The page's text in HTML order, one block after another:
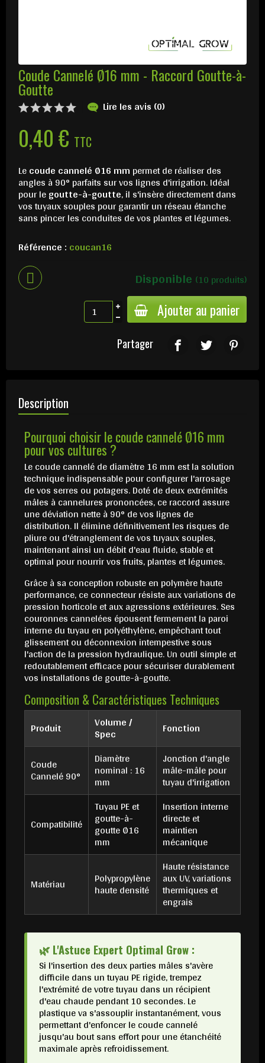
Coude Cannelé Ø16 mm - Raccord Goutte-à-
Goutte
Lire les avis (0)
0,40 € TTC
Lecoude cannelé Ø16 mm permet de réaliser des
angles à 90° parfaits sur vos lignes d'irrigation. Idéal
pour legoutte-à-goutte, il s'insère directement dans
vos tuyaux souples pour garantir un réseau étanche
sans pincer les conduites de vos plantes et légumes.
Référence : coucan16
Disponible (10 produits)
Ajouter au panier
Partager
Description
Pourquoi choisir le coude cannelé Ø16 mm
pour vos cultures ?
Le coude cannelé de diamètre 16 mm est la solution
technique indispensable pour configurer l'arrosage
de vos serres ou potagers. Doté de deux extrémités
mâles à cannelures prononcées, ce raccord assure
une déviation nette à 90° de vos lignes de
distribution. Il élimine définitivement les risques de
pliure ou d'étranglement de vos tuyaux souples,
maintenant ainsi un débit d'eau fluide, stable et
optimal pour nourrir vos fruits, plantes et légumes.
Grâce à sa conception robuste en polymère haute
performance, ce connecteur résiste aux variations de
pression horticole et aux agressions extérieures. Ses
couronnes cannelées épousent fermement la paroi
interne du tuyau en polyéthylène, empêchant tout
glissement ou déconnexion intempestive sous
l'action de la pression hydraulique. Un outil simple et
redoutablement efficace pour sécuriser durablement
vos installations de goutte-à-goutte.
Composition & Caractéristiques Techniques
Produit Volume /
Spec Fonction
Coude
Cannelé 90°
Diamètre
nominal : 16
mm
Jonction d'angle
mâle-mâle pour
tuyau d'irrigation
Compatibilité
Tuyau PE et
goutte-à-
goutte Ø16
mm
Insertion interne
directe et
maintien
mécanique
Matériau Polypropylène
haute densité
Haute résistance
aux UV, variations
thermiques et
engrais
🌿 L'Astuce Expert Optimal Grow :
Si l'insertion des deux parties mâles s'avère
difficile dans un tuyau PE rigide, trempez
l'extrémité de votre tuyau dans un récipient
d'eau chaude pendant 10 secondes. Le
plastique va s'assouplir instantanément, vous
permettant d'enfoncer le coude cannelé
jusqu'au bout sans effort pour une étanchéité
maximale après refroidissement.